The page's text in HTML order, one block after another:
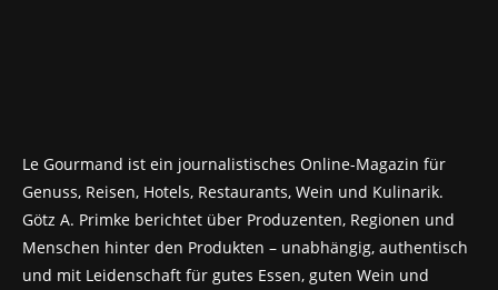
Le Gourmand ist ein journalistisches Online-Magazin für
Genuss, Reisen, Hotels, Restaurants, Wein und Kulinarik.
Götz A. Primke berichtet über Produzenten, Regionen und
Menschen hinter den Produkten – unabhängig, authentisch
und mit Leidenschaft für gutes Essen, guten Wein und